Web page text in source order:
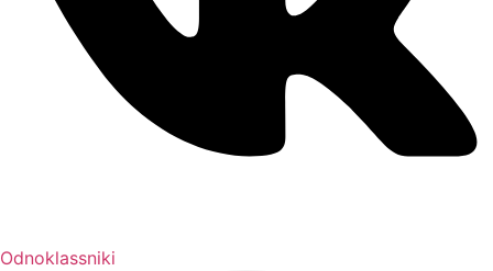
Odnoklassniki